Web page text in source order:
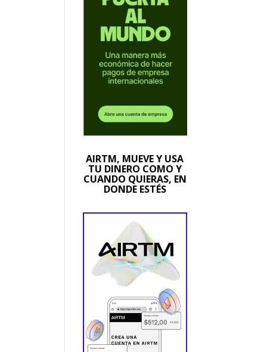
AIRTM, MUEVE Y USA
TU DINERO COMO Y
CUANDO QUIERAS, EN
DONDE ESTÉS